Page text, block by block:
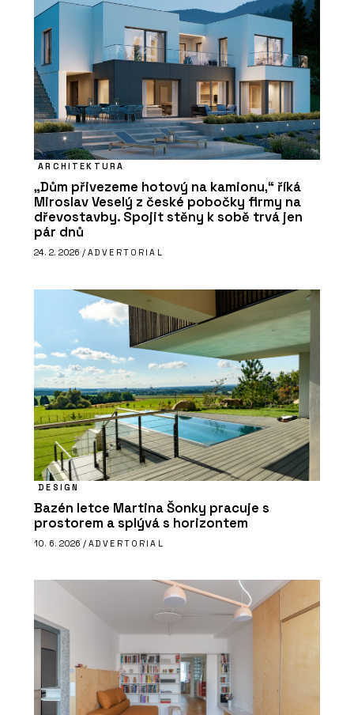
ARCHITEKTURA
„Dům přivezeme hotový na kamionu,“ říká
Miroslav Veselý z české pobočky firmy na
dřevostavby. Spojit stěny k sobě trvá jen
pár dnů
24. 2. 2026 / ADVERTORIAL
DESIGN
Bazén letce Martina Šonky pracuje s
prostorem a splývá s horizontem
10. 6. 2026 / ADVERTORIAL